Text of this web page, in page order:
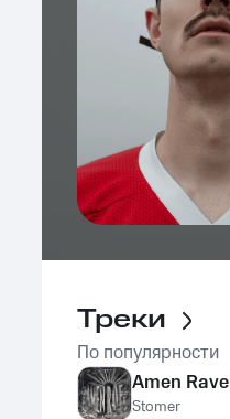
Треки
По популярности
Amen Rave
Stomer